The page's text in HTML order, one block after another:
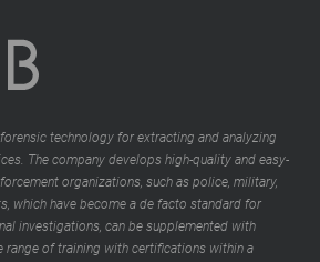
technology for extracting and analyzing
The company develops high-quality and easy-
organizations, such as police, military,
which have become a de facto standard for
investigations, can be supplemented with
range of training with certifications within a